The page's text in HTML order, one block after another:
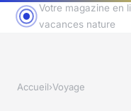
Votre magazine en
vacances nature
Accueil›Voyage